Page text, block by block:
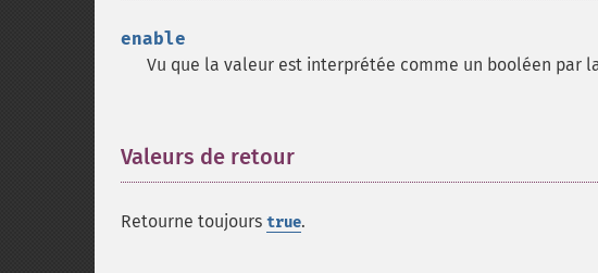
enable
Vu que la valeur est interprétée comme un booléen par
Valeurs de retour
Retourne toujours true.